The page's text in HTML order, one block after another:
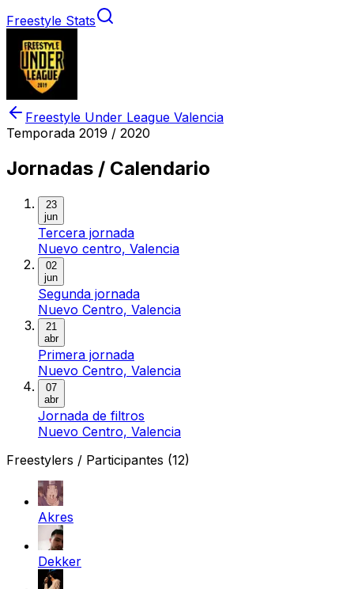
Freestyle Stats
Freestyle Under League Valencia
Temporada 2019 / 2020
Jornadas / Calendario
23
jun
Tercera jornada
Nuevo centro, Valencia
02
jun
Segunda jornada
Nuevo Centro, Valencia
21
abr
Primera jornada
Nuevo Centro, Valencia
07
abr
Jornada de filtros
Nuevo Centro, Valencia
Freestylers / Participantes (12)
Akres
Dekker